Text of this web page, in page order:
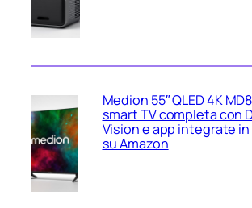
Medion 55″ QLED 4K
smart TV completa con
Vision e app integrate
su Amazon